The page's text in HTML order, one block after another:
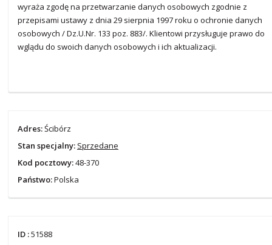
wyraża zgodę na przetwarzanie danych osobowych zgodnie z
przepisami ustawy z dnia 29 sierpnia 1997 roku o ochronie danych
osobowych / Dz.U.Nr. 133 poz. 883/. Klientowi przysługuje prawo do
wglądu do swoich danych osobowych i ich aktualizacji.
Adres:Ścibórz
Stan specjalny: Sprzedane
Kod pocztowy:48-370
Państwo:Polska
ID :51588